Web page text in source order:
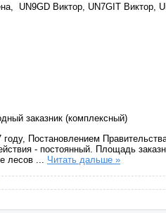
UN9GD Виктор, UN7GIT Виктор,
заказник (комплексный)
Постановлением
- постоянный. Площадь
лесов
Читать дальше »